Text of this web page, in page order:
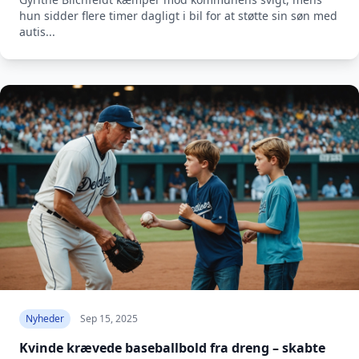
hun sidder flere timer dagligt i bil for at støtte sin søn med
autis...
Nyheder Sep 15, 2025
Kvinde krævede baseballbold fra dreng – skabte